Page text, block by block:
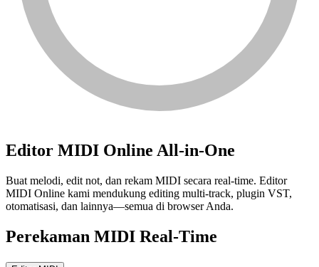
Editor MIDI Online All-in-One
Buat melodi, edit not, dan rekam MIDI secara real-time. Editor
MIDI Online kami mendukung editing multi-track, plugin VST,
otomatisasi, dan lainnya—semua di browser Anda.
Perekaman MIDI Real-Time